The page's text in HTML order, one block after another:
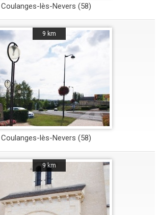
Coulanges-lès-Nevers (58)
9 km
Coulanges-lès-Nevers (58)
9 km